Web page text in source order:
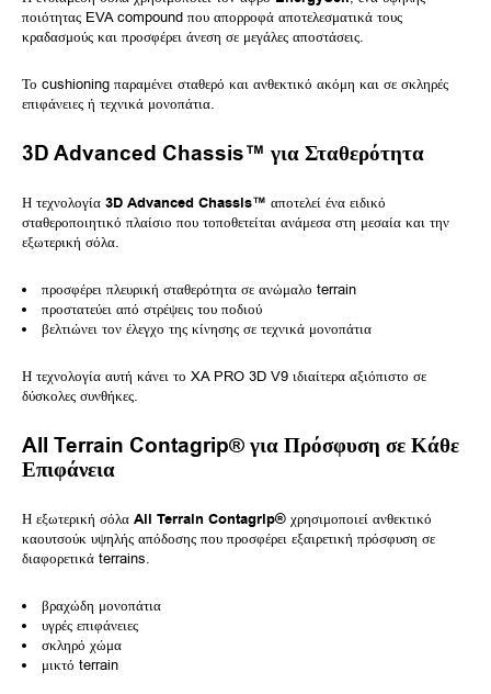
ποιότητας EVA compound που απορροφά αποτελεσματικά τους
κραδασμούς και προσφέρει άνεση σε μεγάλες αποστάσεις.
Το cushioning παραμένει σταθερό και ανθεκτικό ακόμη και σε σκληρές
επιφάνειες ή τεχνικά μονοπάτια.
3D Advanced Chassis™ για Σταθερότητα
Η τεχνολογία 3D Advanced Chassis™ αποτελεί ένα ειδικό
σταθεροποιητικό πλαίσιο που τοποθετείται ανάμεσα στη μεσαία και την
εξωτερική σόλα.
προσφέρει πλευρική σταθερότητα σε ανώμαλο terrain
προστατεύει από στρέψεις του ποδιού
βελτιώνει τον έλεγχο της κίνησης σε τεχνικά μονοπάτια
Η τεχνολογία αυτή κάνει το XA PRO 3D V9 ιδιαίτερα αξιόπιστο σε
δύσκολες συνθήκες.
All Terrain Contagrip® για Πρόσφυση σε Κάθε
Επιφάνεια
Η εξωτερική σόλα All Terrain Contagrip® χρησιμοποιεί ανθεκτικό
καουτσούκ υψηλής απόδοσης που προσφέρει εξαιρετική πρόσφυση σε
διαφορετικά terrains.
βραχώδη μονοπάτια
υγρές επιφάνειες
σκληρό χώμα
μικτό terrain